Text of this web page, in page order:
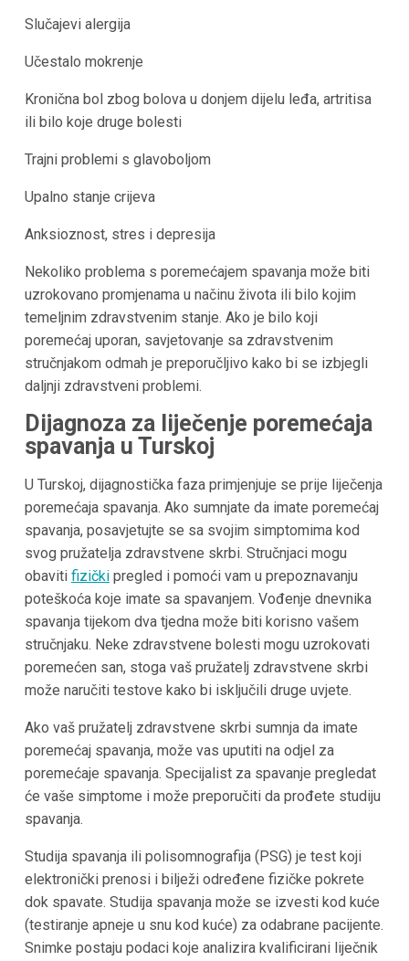
Slučajevi alergija
Učestalo mokrenje
Kronična bol zbog bolova u donjem dijelu leđa, artritisa
ili bilo koje druge bolesti
Trajni problemi s glavoboljom
Upalno stanje crijeva
Anksioznost, stres i depresija
Nekoliko problema s poremećajem spavanja može biti
uzrokovano promjenama u načinu života ili bilo kojim
temeljnim zdravstvenim stanje. Ako je bilo koji
poremećaj uporan, savjetovanje sa zdravstvenim
stručnjakom odmah je preporučljivo kako bi se izbjegli
daljnji zdravstveni problemi.
Dijagnoza za liječenje poremećaja
spavanja u Turskoj
U Turskoj, dijagnostička faza primjenjuje se prije liječenja
poremećaja spavanja. Ako sumnjate da imate poremećaj
spavanja, posavjetujte se sa svojim simptomima kod
svog pružatelja zdravstvene skrbi. Stručnjaci mogu
obaviti fizičkipregled i pomoći vam u prepoznavanju
poteškoća koje imate sa spavanjem. Vođenje dnevnika
spavanja tijekom dva tjedna može biti korisno vašem
stručnjaku. Neke zdravstvene bolesti mogu uzrokovati
poremećen san, stoga vaš pružatelj zdravstvene skrbi
može naručiti testove kako bi isključili druge uvjete.
Ako vaš pružatelj zdravstvene skrbi sumnja da imate
poremećaj spavanja, može vas uputiti na odjel za
poremećaje spavanja. Specijalist za spavanje pregledat
će vaše simptome i može preporučiti da prođete studiju
spavanja.
Studija spavanja ili polisomnografija (PSG) je test koji
elektronički prenosi i bilježi određene fizičke pokrete
dok spavate. Studija spavanja može se izvesti kod kuće
(testiranje apneje u snu kod kuće) za odabrane pacijente.
Snimke postaju podaci koje analizira kvalificirani liječnik